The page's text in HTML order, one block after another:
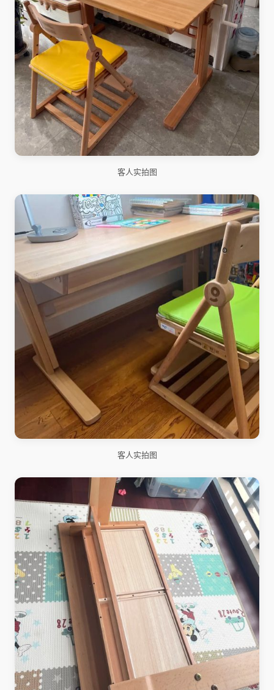
客人实拍图
客人实拍图